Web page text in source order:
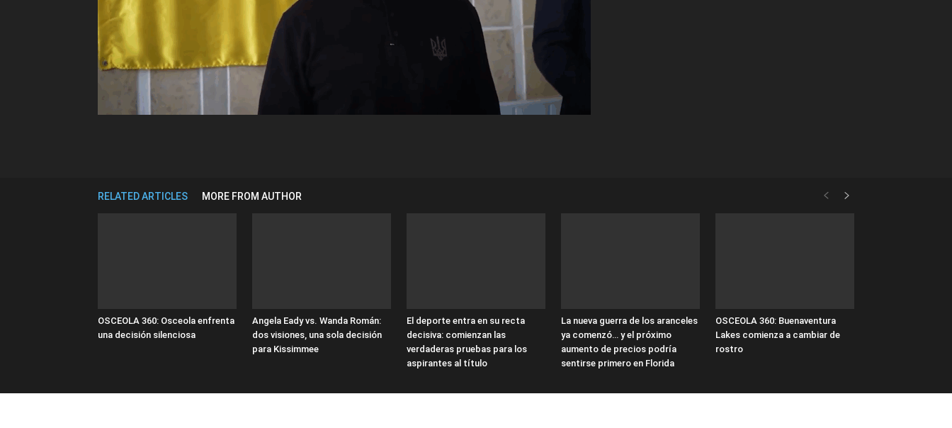
RELATED ARTICLES MORE FROM AUTHOR
OSCEOLA 360: Osceola enfrenta
una decisión silenciosa
Angela Eady vs. Wanda Román:
dos visiones, una sola decisión
para Kissimmee
El deporte entra en su recta
decisiva: comienzan las
verdaderas pruebas para los
aspirantes al título
La nueva guerra de los aranceles
ya comenzó… y el próximo
aumento de precios podría
sentirse primero en Florida
OSCEOLA 360: Buenaventura
Lakes comienza a cambiar de
rostro